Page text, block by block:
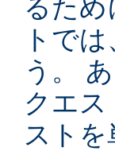
るた
トで
う。
クエ
スト